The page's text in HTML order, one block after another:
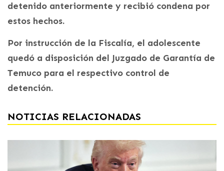
detenido anteriormente y recibió condena por
estos hechos.
Por instrucción de la Fiscalía, el adolescente
quedó a disposición del Juzgado de Garantía de
Temuco para el respectivo control de
detención.
NOTICIAS RELACIONADAS